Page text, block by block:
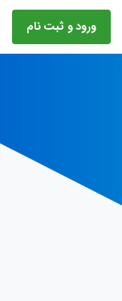
ورود و ثبت نام